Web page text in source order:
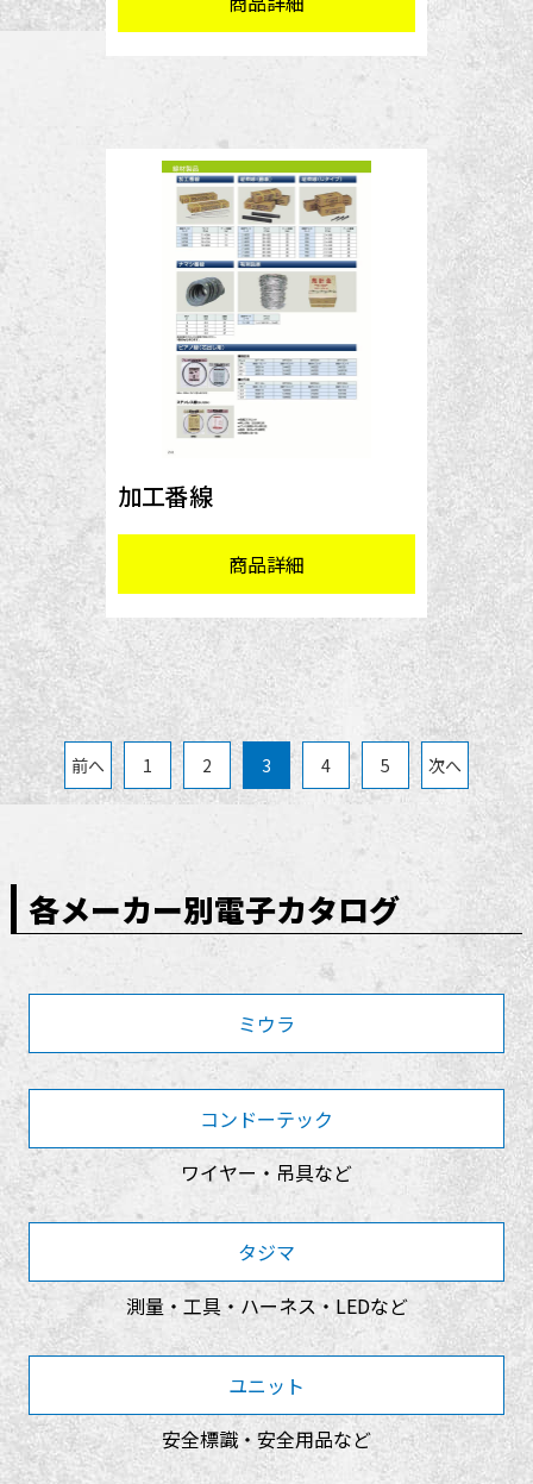
加工番線
商品詳細
前へ 1 2 3 4 5 次へ
各メーカー別電子カタログ
ミウラ
コンドーテック
ワイヤー・吊具など
タジマ
測量・工具・ハーネス・LEDなど
ユニット
安全標識・安全用品など